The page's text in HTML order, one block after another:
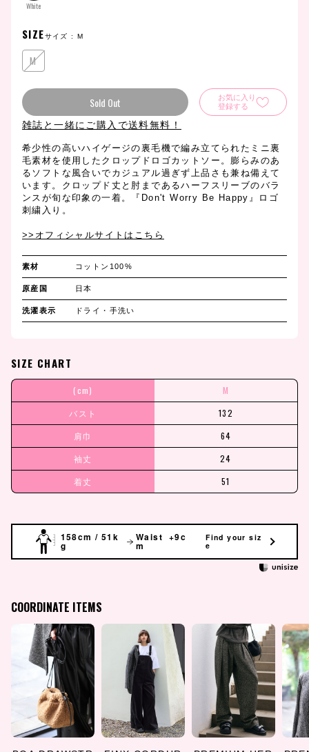
White
SIZEサイズ :M
M
Sold Out
お気に入り
登録する
雑誌と一緒にご購入で送料無料！
希少性の高いハイゲージの裏毛機で編み立てられたミニ裏
毛素材を使用したクロップドロゴカットソー。膨らみのあ
るソフトな風合いでカジュアル過ぎず上品さも兼ね備えて
います。クロップド丈と肘まであるハーフスリーブのバラ
ンスが旬な印象の一着。『Don't Worry Be Happy』ロゴ
刺繍入り。
>>オフィシャルサイトはこちら
素材 コットン100%
原産国 日本
洗濯表示 ドライ・手洗い
SIZE CHART
(cm)
M
バスト
132
肩巾
64
袖丈
24
着丈
51
158cm / 51k
g
Waist +9c
m
Find your siz
e
COORDINATE ITEMS